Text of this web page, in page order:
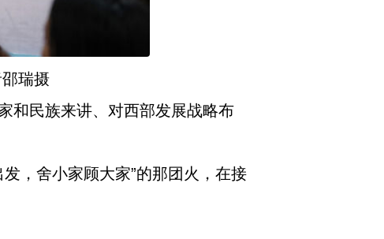
瑞摄
和民族来讲、对西部发展战略布
，舍小家顾大家”的那团火，在接